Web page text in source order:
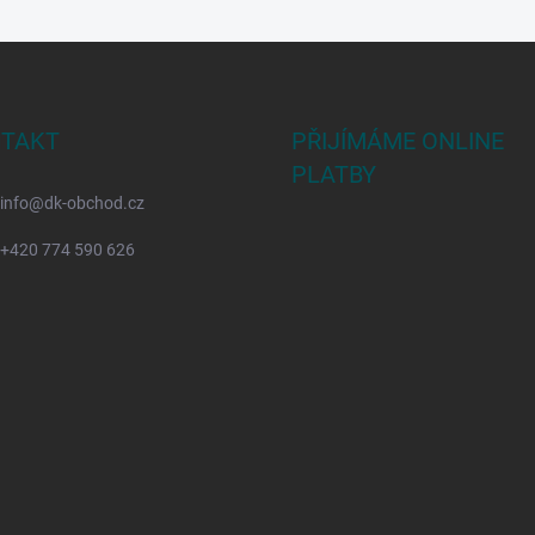
info@dk-obchod.cz
+420 774 590 626
PŘIJÍMÁME ONLINE
PLATBY